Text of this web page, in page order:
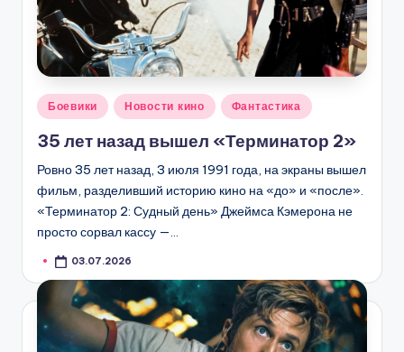
Опубликовано
Боевики Новости кино Фантастика
35 лет назад вышел «Терминатор 2»
Ровно 35 лет назад, 3 июля 1991 года, на экраны вышел
фильм, разделивший историю кино на «до» и «после».
«Терминатор 2: Судный день» Джеймса Кэмерона не
просто сорвал кассу —…
03.07.2026